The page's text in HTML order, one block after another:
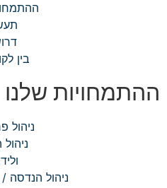
בין
ההתמחויות שלנו
ניהול
ניהול
ניהול הנדסה